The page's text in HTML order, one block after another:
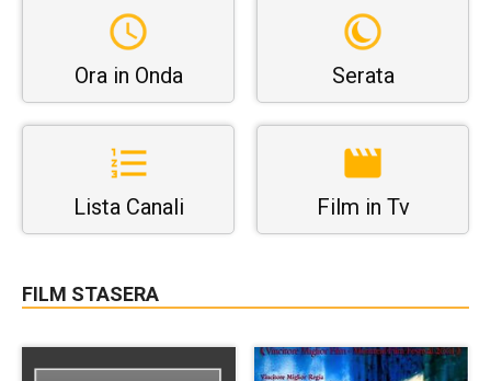
Ora in Onda Serata
Lista Canali Film in Tv
FILM STASERA